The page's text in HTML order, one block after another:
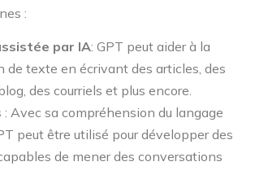
:
par IA: GPT peut aider à la
de texte en écrivant des articles, des
des courriels et plus encore.
: Avec sa compréhension du langage
peut être utilisé pour développer des
de mener des conversations